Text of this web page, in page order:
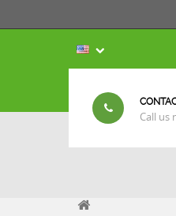
Call us